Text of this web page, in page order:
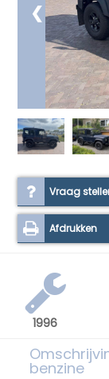
❮
Vraag
Afdrukken
1996
benzine